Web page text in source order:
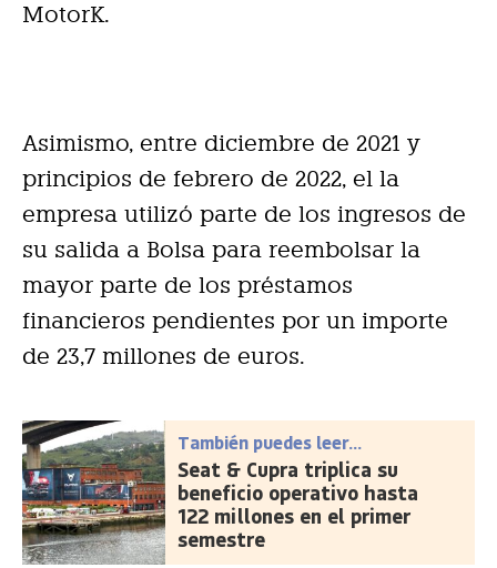
MotorK.
Asimismo, entre diciembre de 2021 y
principios de febrero de 2022, el la
empresa utilizó parte de los ingresos de
su salida a Bolsa para reembolsar la
mayor parte de los préstamos
financieros pendientes por un importe
de 23,7 millones de euros.
También puedes leer...
Seat & Cupra triplica su
beneficio operativo hasta
122 millones en el primer
semestre